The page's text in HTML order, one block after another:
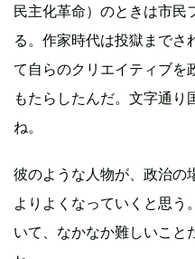
民主化革命）のときは市民
る。作家時代は投獄までさ
て自らのクリエイティブを
もたらしたんだ。文字通り
ね。
彼のような人物が、政治の
よりよくなっていくと思う
いて、なかなか難しいこと